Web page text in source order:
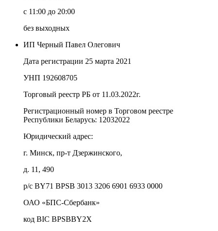
c 11:00 до 20:00
без выходных
ИП Черный Павел Олегович
Дата регистрации 25 марта 2021
УНП 192608705
Торговый реестр РБ от 11.03.2022г.
Регистрационный номер в Торговом реестре
Республики Беларусь: 12032022
Юридический адрес:
г. Минск, пр-т Дзержинского,
д. 11, 490
р/с BY71 BPSB 3013 3206 6901 6933 0000
ОАО «БПС-Сбербанк»
код BIC BPSBBY2X